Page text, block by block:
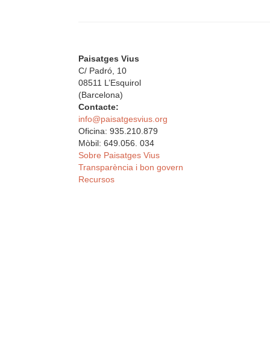
Paisatges Vius
C/ Padró, 10
08511 L’Esquirol
(Barcelona)
Contacte:
info@paisatgesvius.org
Oficina: 935.210.879
Mòbil: 649.056. 034
Sobre Paisatges Vius
Transparència i bon govern
Recursos